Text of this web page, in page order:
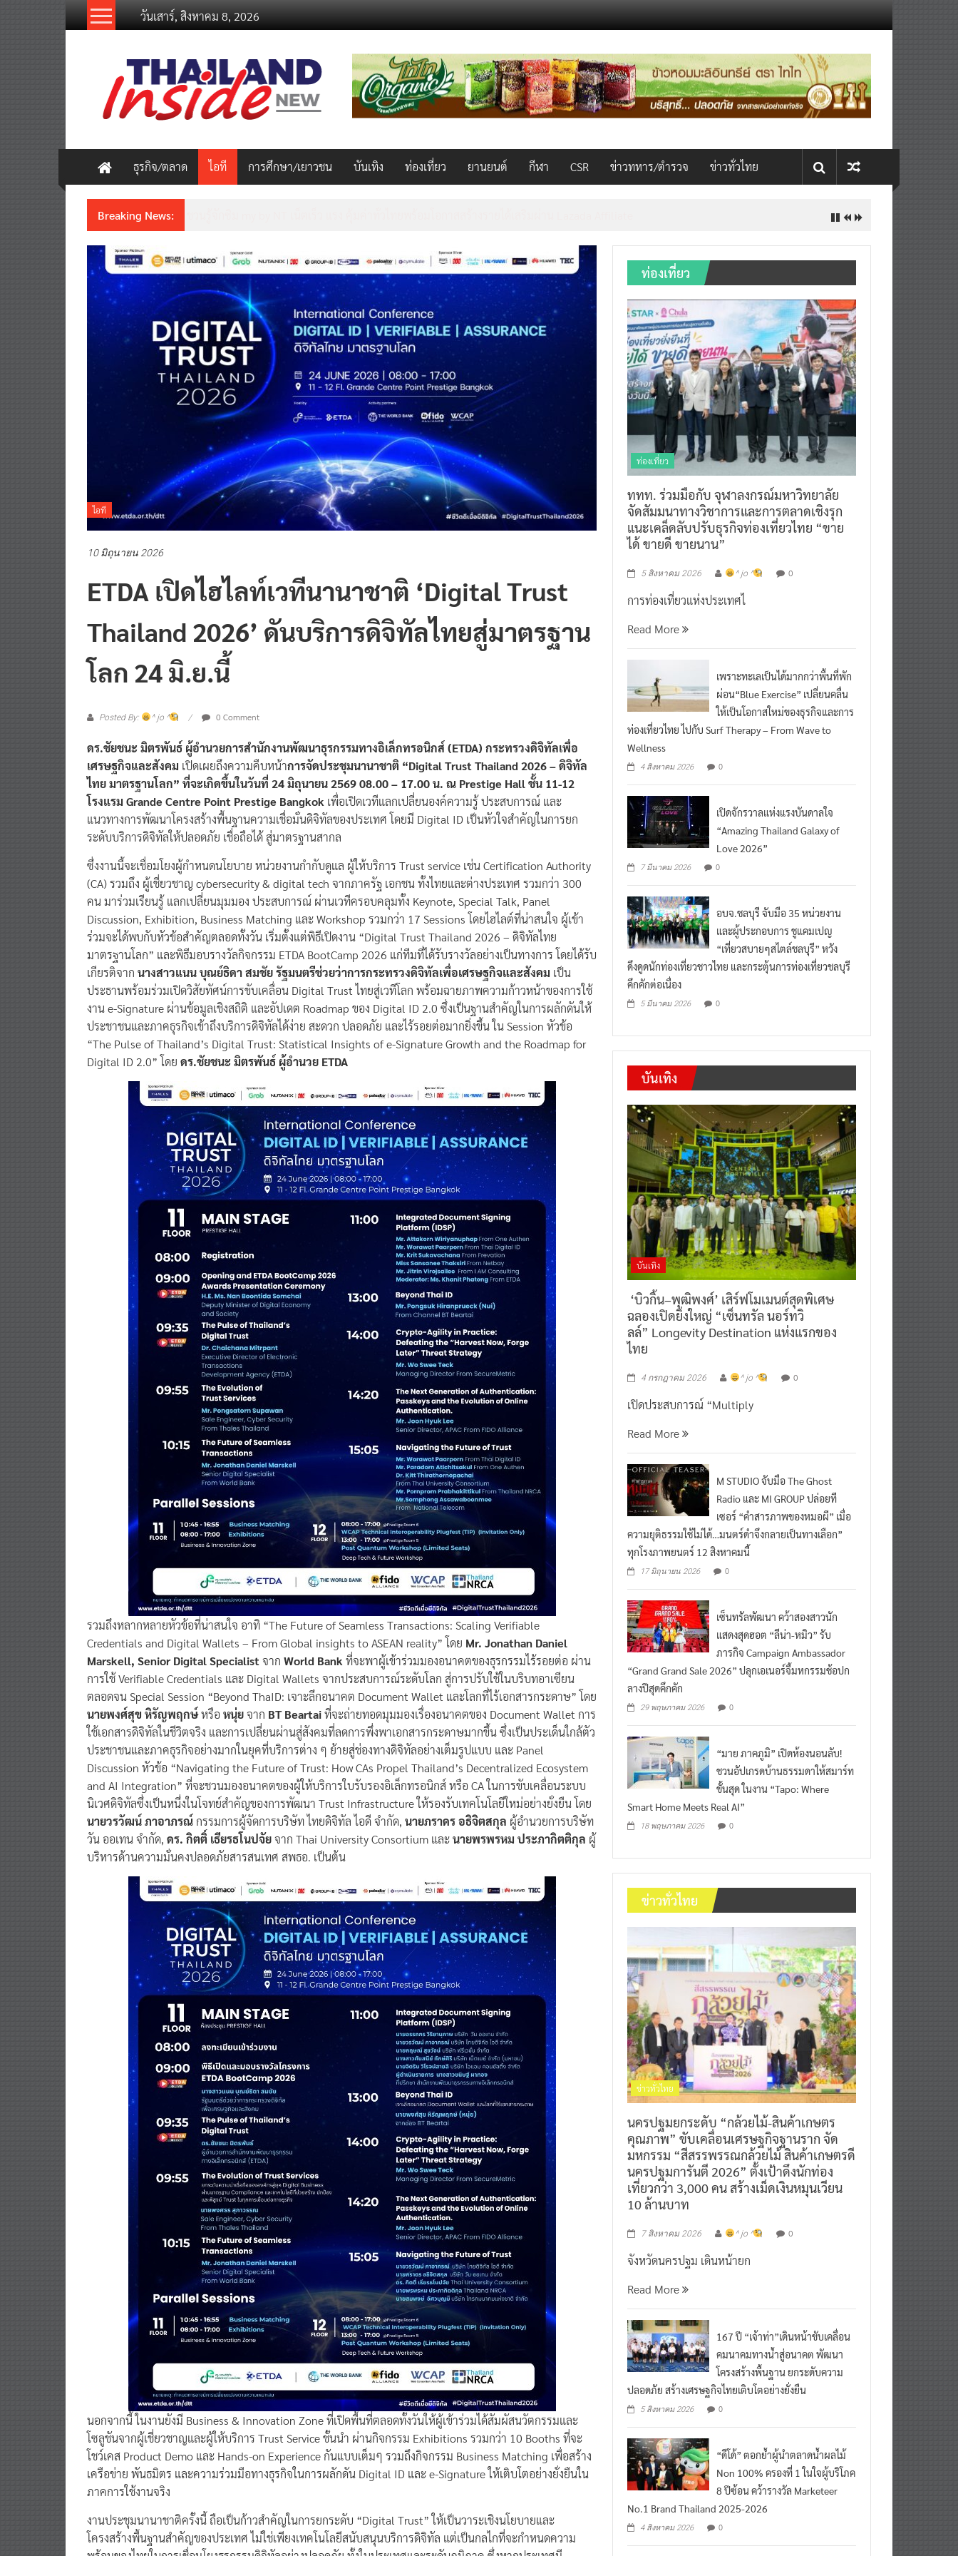
วันเสาร์, สิงหาคม 8, 2026
thailandinsidenew.com
Thailand
Inside
New
ธุรกิจ/ตลาด ไอที การศึกษา/เยาวชน บันเทิง ท่องเที่ยว ยานยนต์ กีฬา CSR ข่าวทหาร/ตำรวจ ข่าวทั่วไทย
Breaking News:
ไอที
10 มิถุนายน 2026
ETDA เปิดไฮไลท์เวทีนานาชาติ ‘Digital Trust
Thailand 2026’ ดันบริการดิจิทัลไทยสู่มาตรฐาน
โลก 24 มิ.ย.นี้
Posted By: ^ jo ^ 0 Comment
ดร.ชัยชนะ มิตรพันธ์ ผู้อำนวยการสำนักงานพัฒนาธุรกรรมทางอิเล็กทรอนิกส์ (ETDA) กระทรวงดิจิทัลเพื่อ
เศรษฐกิจและสังคม เปิดเผยถึงความคืบหน้าการจัดประชุมนานาชาติ “Digital Trust Thailand 2026 – ดิจิทัล
ไทย มาตรฐานโลก” ที่จะเกิดขึ้นในวันที่ 24 มิถุนายน 2569 08.00 – 17.00 น. ณ Prestige Hall ชั้น 11-12
โรงแรม Grande Centre Point Prestige Bangkok เพื่อเปิดเวทีแลกเปลี่ยนองค์ความรู้ ประสบการณ์ และ
แนวทางการพัฒนาโครงสร้างพื้นฐานความเชื่อมั่นดิจิทัลของประเทศ โดยมี Digital ID เป็นหัวใจสำคัญในการยก
ระดับบริการดิจิทัลให้ปลอดภัย เชื่อถือได้ สู่มาตรฐานสากล
ซึ่งงานนี้จะเชื่อมโยงผู้กำหนดนโยบาย หน่วยงานกำกับดูแล ผู้ให้บริการ Trust service เช่น Certification Authority
(CA) รวมถึง ผู้เชี่ยวชาญ cybersecurity & digital tech จากภาครัฐ เอกชน ทั้งไทยและต่างประเทศ รวมกว่า 300
คน มาร่วมเรียนรู้ แลกเปลี่ยนมุมมอง ประสบการณ์ ผ่านเวทีครอบคลุมทั้ง Keynote, Special Talk, Panel
Discussion, Exhibition, Business Matching และ Workshop รวมกว่า 17 Sessions โดยไฮไลต์ที่น่าสนใจ ผู้เข้า
ร่วมจะได้พบกับหัวข้อสำคัญตลอดทั้งวัน เริ่มตั้งแต่พิธีเปิดงาน “Digital Trust Thailand 2026 – ดิจิทัลไทย
มาตรฐานโลก” และพิธีมอบรางวัลกิจกรรม ETDA BootCamp 2026 แก่ทีมที่ได้รับรางวัลอย่างเป็นทางการ โดยได้รับ
เกียรติจาก นางสาวแนน บุณย์ธิดา สมชัย รัฐมนตรีช่วยว่าการกระทรวงดิจิทัลเพื่อเศรษฐกิจและสังคม เป็น
ประธานพร้อมร่วมเปิดวิสัยทัศน์การขับเคลื่อน Digital Trust ไทยสู่เวทีโลก พร้อมฉายภาพความก้าวหน้าของการใช้
งาน e-Signature ผ่านข้อมูลเชิงสถิติ และอัปเดต Roadmap ของ Digital ID 2.0 ซึ่งเป็นฐานสำคัญในการผลักดันให้
ประชาชนและภาคธุรกิจเข้าถึงบริการดิจิทัลได้ง่าย สะดวก ปลอดภัย และไร้รอยต่อมากยิ่งขึ้น ใน Session หัวข้อ
“The Pulse of Thailand’s Digital Trust: Statistical Insights of e-Signature Growth and the Roadmap for
Digital ID 2.0” โดย ดร.ชัยชนะ มิตรพันธ์ ผู้อำนวย ETDA
รวมถึงหลากหลายหัวข้อที่น่าสนใจ อาทิ “The Future of Seamless Transactions: Scaling Verifiable
Credentials and Digital Wallets – From Global insights to ASEAN reality” โดย Mr. Jonathan Daniel
Marskell, Senior Digital Specialistจาก World Bank ที่จะพาผู้เข้าร่วมมองอนาคตของธุรกรรมไร้รอยต่อ ผ่าน
การใช้ Verifiable Credentials และ Digital Wallets จากประสบการณ์ระดับโลก สู่การปรับใช้ในบริบทอาเซียน
ตลอดจน Special Session “Beyond ThaID: เจาะลึกอนาคต Document Wallet และโลกที่ไร้เอกสารกระดาษ” โดย
นายพงศ์สุข หิรัญพฤกษ์หรือ หนุ่ยจาก BT Beartaiที่จะถ่ายทอดมุมมองเรื่องอนาคตของ Document Wallet การ
ใช้เอกสารดิจิทัลในชีวิตจริง และการเปลี่ยนผ่านสู่สังคมที่ลดการพึ่งพาเอกสารกระดาษมากขึ้น ซึ่งเป็นประเด็นใกล้ตัว
ประชาชนและภาคธุรกิจอย่างมากในยุคที่บริการต่าง ๆ ย้ายสู่ช่องทางดิจิทัลอย่างเต็มรูปแบบ และ Panel
Discussion หัวข้อ “Navigating the Future of Trust: How CAs Propel Thailand’s Decentralized Ecosystem
and AI Integration” ที่จะชวนมองอนาคตของผู้ให้บริการใบรับรองอิเล็กทรอนิกส์ หรือ CA ในการขับเคลื่อนระบบ
นิเวศดิจิทัลซึ่งเป็นหนึ่งในโจทย์สำคัญของการพัฒนา Trust Infrastructure ให้รองรับเทคโนโลยีใหม่อย่างยั่งยืน โดย
นายวรวัฒน์ ภาอาภรณ์ กรรมการผู้จัดการบริษัท ไทยดิจิทัล ไอดี จำกัด, นายภราดร อธิจิตสกุล ผู้อำนวยการบริษัท
วัน ออเทน จำกัด, ดร. กิตติ์ เธียรธโนปจัยจาก Thai University Consortium และนายพรพรหม ประภากิตติกุล ผู้
บริหารด้านความมั่นคงปลอดภัยสารสนเทศ สพธอ. เป็นต้น
นอกจากนี้ ในงานยังมี Business & Innovation Zone ที่เปิดพื้นที่ตลอดทั้งวันให้ผู้เข้าร่วมได้สัมผัสนวัตกรรมและ
โซลูชันจากผู้เชี่ยวชาญและผู้ให้บริการ Trust Service ชั้นนำ ผ่านกิจกรรม Exhibitions รวมกว่า 10 Booths ที่จะ
โชว์เคส Product Demo และ Hands-on Experience กันแบบเต็มๆ รวมถึงกิจกรรม Business Matching เพื่อสร้าง
เครือข่าย พันธมิตร และความร่วมมือทางธุรกิจในการผลักดัน Digital ID และ e-Signature ให้เติบโตอย่างยั่งยืนใน
ภาคการใช้งานจริง
งานประชุมนานาชาติครั้งนี้ ถือเป็นก้าวสำคัญในการยกระดับ “Digital Trust” ให้เป็นวาระเชิงนโยบายและ
โครงสร้างพื้นฐานสำคัญของประเทศ ไม่ใช่เพียงเทคโนโลยีสนับสนุนบริการดิจิทัล แต่เป็นกลไกที่จะกำหนดความ
ท่องเที่ยว
ท่องเที่ยว
ททท. ร่วมมือกับ จุฬาลงกรณ์มหาวิทยาลัย
จัดสัมมนาทางวิชาการและการตลาดเชิงรุก
แนะเคล็ดลับปรับธุรกิจท่องเที่ยวไทย “ขาย
ได้ ขายดี ขายนาน”
5 สิงหาคม 2026 ^ jo ^ 0
การท่องเที่ยวแห่งประเทศไ
Read More
เพราะทะเลเป็นได้มากกว่าพื้นที่พัก
ผ่อน“Blue Exercise” เปลี่ยนคลื่น
ให้เป็นโอกาสใหม่ของธุรกิจและการ
ท่องเที่ยวไทย ไปกับ Surf Therapy – From Wave to
Wellness
4 สิงหาคม 2026 0
เปิดจักรวาลแห่งแรงบันดาลใจ
“Amazing Thailand Galaxy of
Love 2026”
7 มีนาคม 2026 0
อบจ.ชลบุรี จับมือ 35 หน่วยงาน
และผู้ประกอบการ ชูแคมเปญ
“เที่ยวสบายๆสไตล์ชลบุรี” หวัง
ดึงดูดนักท่องเที่ยวชาวไทย และกระตุ้นการท่องเที่ยวชลบุรี
คึกคักต่อเนื่อง
5 มีนาคม 2026 0
บันเทิง
บันเทิง
‘บิวกิ้น–พุฒิพงศ์’ เสิร์ฟโมเมนต์สุดพิเศษ
ฉลองเปิดยิ่งใหญ่ “เซ็นทรัล นอร์ทวิ
ลล์” Longevity Destination แห่งแรกของ
ไทย
4 กรกฎาคม 2026 ^ jo ^ 0
เปิดประสบการณ์ “Multiply
Read More
M STUDIO จับมือ The Ghost
Radio และ MI GROUP ปล่อยที
เซอร์ “คำสารภาพของหมอผี” เมื่อ
ความยุติธรรมใช้ไม่ได้…มนตร์ดำจึงกลายเป็นทางเลือก”
ทุกโรงภาพยนตร์ 12 สิงหาคมนี้
17 มิถุนายน 2026 0
เซ็นทรัลพัฒนา คว้าสองสาวนัก
แสดงสุดฮอต “ลีน่า-หมิว” รับ
ภารกิจ Campaign Ambassador
“Grand Grand Sale 2026” ปลุกเอเนอร์จี้มหกรรมช้อปก
ลางปีสุดคึกคัก
29 พฤษภาคม 2026 0
“มาย ภาคภูมิ” เปิดห้องนอนลับ!
ชวนอัปเกรดบ้านธรรมดาให้สมาร์ท
ขั้นสุด ในงาน “Tapo: Where
Smart Home Meets Real AI”
18 พฤษภาคม 2026 0
ข่าวทั่วไทย
ข่าวทั่วไทย
นครปฐมยกระดับ “กล้วยไม้-สินค้าเกษตร
คุณภาพ” ขับเคลื่อนเศรษฐกิจฐานราก จัด
มหกรรม “สีสรรพรรณกล้วยไม้ สินค้าเกษตรดี
นครปฐมการันตี 2026” ตั้งเป้าดึงนักท่อง
เที่ยวกว่า 3,000 คน สร้างเม็ดเงินหมุนเวียน
10 ล้านบาท
7 สิงหาคม 2026 ^ jo ^ 0
จังหวัดนครปฐม เดินหน้ายก
Read More
167 ปี “เจ้าท่า”เดินหน้าขับเคลื่อน
คมนาคมทางน้ำสู่อนาคต พัฒนา
โครงสร้างพื้นฐาน ยกระดับความ
ปลอดภัย สร้างเศรษฐกิจไทยเติบโตอย่างยั่งยืน
5 สิงหาคม 2026 0
“ดีโด้” ตอกย้ำผู้นำตลาดน้ำผลไม้
Non 100% ครองที่ 1 ในใจผู้บริโภค
8 ปีซ้อน คว้ารางวัล Marketeer
No.1 Brand Thailand 2025-2026
4 สิงหาคม 2026 0